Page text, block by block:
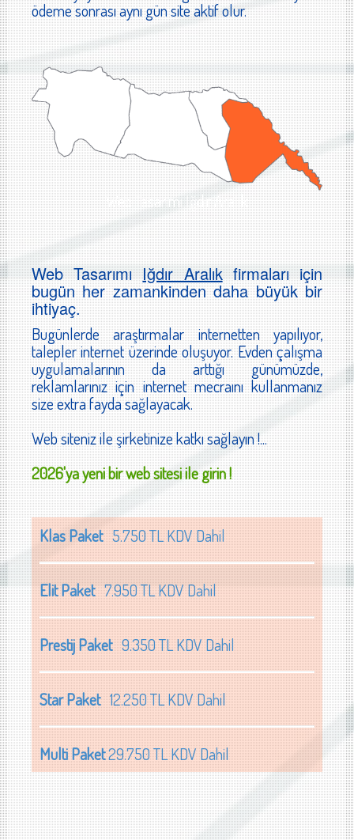
ödeme sonrası aynı gün site aktif olur.
Web Tasarımı Iğdır Aralık
Web TasarımıIğdır Aralıkfirmaları için
bugün her zamankinden daha büyük bir
ihtiyaç.
Bugünlerde araştırmalar internetten yapılıyor,
talepler internet üzerinde oluşuyor. Evden çalışma
uygulamalarının da arttığı günümüzde,
reklamlarınız için internet mecraını kullanmanız
size extra fayda sağlayacak.
Web siteniz ile şirketinize katkı sağlayın !...
2026'ya yeni bir web sitesi ile girin !
Klas Paket5.750 TL KDV Dahil
Elit Paket7.950 TL KDV Dahil
Prestij Paket9.350 TL KDV Dahil
Star Paket12.250 TL KDV Dahil
Multi Paket29.750 TL KDV Dahil